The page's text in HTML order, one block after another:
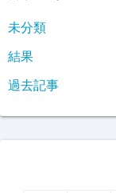
未分類
結果
過去記事